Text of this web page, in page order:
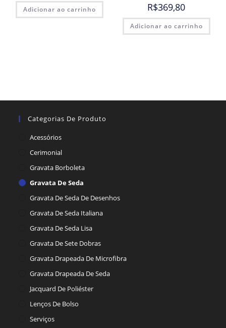
Adicionar ao carrinho R$369,80
Adicionar ao carrinho
Categorias De Produto
Acessórios
Cerimonial
Gravata Borboleta
Gravata De Seda
Gravata De Seda De Desenhos
Gravata De Seda Italiana
Gravata De Seda Lisa
Gravata De Sete Dobras
Gravata Drapeada De Microfibra
Gravata Drapeada De Seda
Jacquard De Poliéster
Lenços De Bolso
Serviços